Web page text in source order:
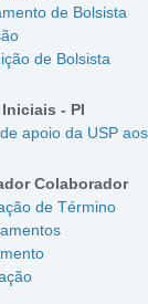
de Bolsista
de Bolsista
- PI
apoio da USP
Colaborador
de Término